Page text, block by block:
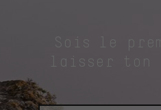
laisser ton